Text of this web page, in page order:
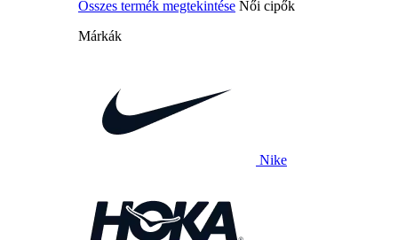
Összes termék megtekintése Női cipők
Márkák
Nike